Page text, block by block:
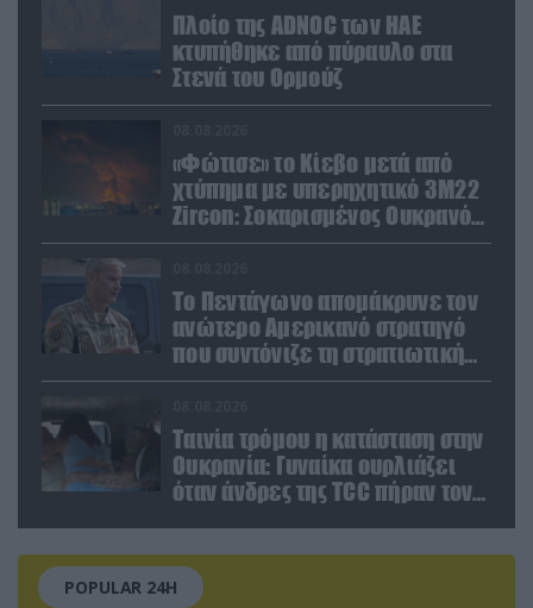
Πλοίο της ADNOC των ΗΑΕ
κτυπήθηκε από πύραυλο στα
Στενά του Ορμούζ
«Φώτισε» το Κίεβο μετά από
χτύπημα με υπερηχητικό 3M22
Zircon: Σοκαρισμένος Ουκρανός
κατέγραψε τη στιγμή (βίντεο)
Το Πεντάγωνο απομάκρυνε τον
ανώτερο Αμερικανό στρατηγό
που συντόνιζε τη στρατιωτική
βοήθεια προς την Ουκρανία
Ταινία τρόμου η κατάσταση στην
Ουκρανία: Γυναίκα ουρλιάζει
όταν άνδρες της TCC πήραν τον
POPULAR 24H